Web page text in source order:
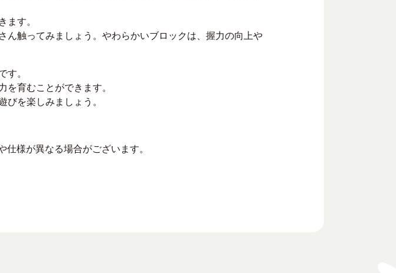
す。
触ってみましょう。やわらかいブロックは、握力の向上や
。
育むことができます。
を楽しみましょう。
様が異なる場合がございます。